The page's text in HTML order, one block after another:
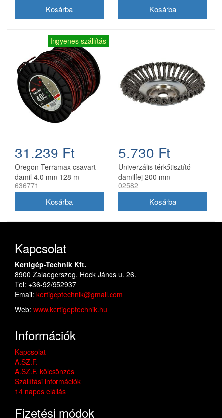
Ingyenes szállítás
31.239 Ft
Oregon Terramax csavart
damil 4.0 mm 128 m
636771
5.730 Ft
Univerzális térkőtisztító
damilfej 200 mm
utángyártott, 25 mm belső
02582
Kapcsolat
Kertigép-Technik Kft.
8900 Zalaegerszeg, Hock János u. 26.
Tel: +36-92/952937
Email: kertigeptechnik@gmail.com
Web: www.kertigeptechnik.hu
Információk
Kapcsolat
A.SZ.F.
A.SZ.F. kölcsönzés
Szállítási információk
14 napos elállás
Fizetési módok